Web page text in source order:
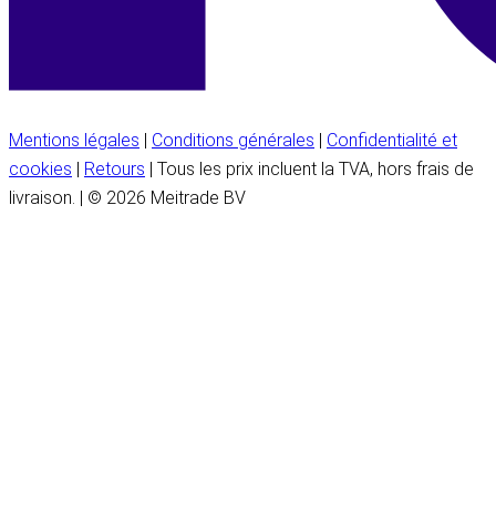
Mentions légales | Conditions générales | Confidentialité et
cookies | Retours | Tous les prix incluent la TVA, hors frais de
livraison. | © 2026 Meitrade BV